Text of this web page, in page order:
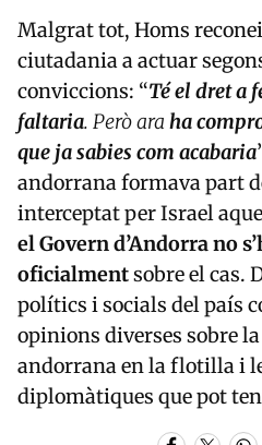
Malgrat tot, Homs
ciutadania a actuar
conviccions: “Té el dret a
faltaria. Però ara ha
que ja sabies com acabaria
andorrana formava part
interceptat per Israel
el Govern d’Andorra no
oficialmentsobre el cas.
polítics i socials del país
opinions diverses sobre
andorrana en la flotilla i
diplomàtiques que pot